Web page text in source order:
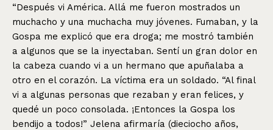
“Después vi América. Allá me fueron mostrados un
muchacho y una muchacha muy jóvenes. Fumaban, y la
Gospa me explicó que era droga; me mostró también
a algunos que se la inyectaban. Sentí un gran dolor en
la cabeza cuando vi a un hermano que apuñalaba a
otro en el corazón. La víctima era un soldado. “Al final
vi a algunas personas que rezaban y eran felices, y
quedé un poco consolada. ¡Entonces la Gospa los
bendijo a todos!” Jelena afirmaría (dieciocho años,